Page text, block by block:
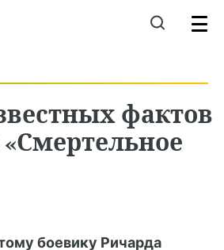
фактов
боевику Ричарда